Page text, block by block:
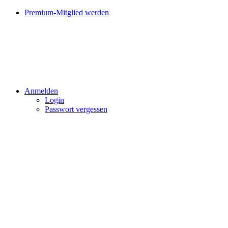
Premium-Mitglied werden
Anmelden
Login
Passwort vergessen